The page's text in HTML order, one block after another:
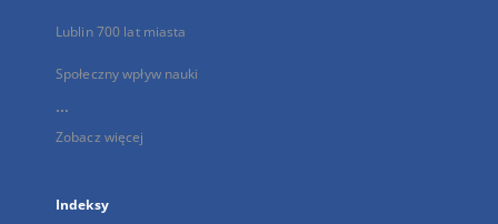
Lublin 700 lat miasta
Społeczny wpływ nauki
...
Zobacz więcej
Indeksy